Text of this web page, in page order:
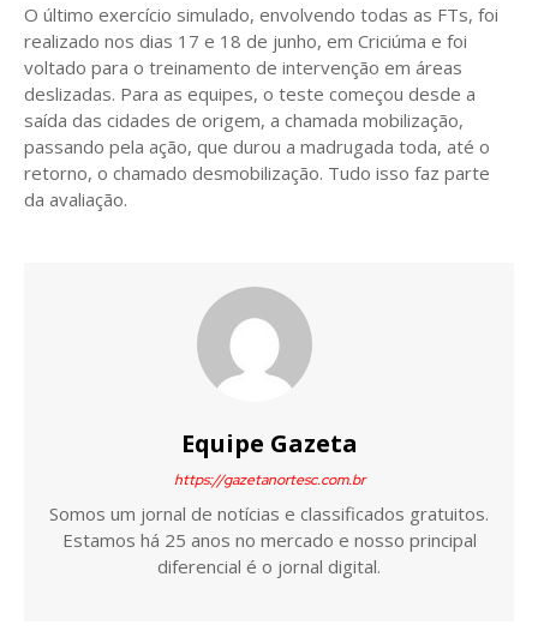
O último exercício simulado, envolvendo todas as FTs, foi
realizado nos dias 17 e 18 de junho, em Criciúma e foi
voltado para o treinamento de intervenção em áreas
deslizadas. Para as equipes, o teste começou desde a
saída das cidades de origem, a chamada mobilização,
passando pela ação, que durou a madrugada toda, até o
retorno, o chamado desmobilização. Tudo isso faz parte
da avaliação.
Equipe Gazeta
https://gazetanortesc.com.br
Somos um jornal de notícias e classificados gratuitos.
Estamos há 25 anos no mercado e nosso principal
diferencial é o jornal digital.